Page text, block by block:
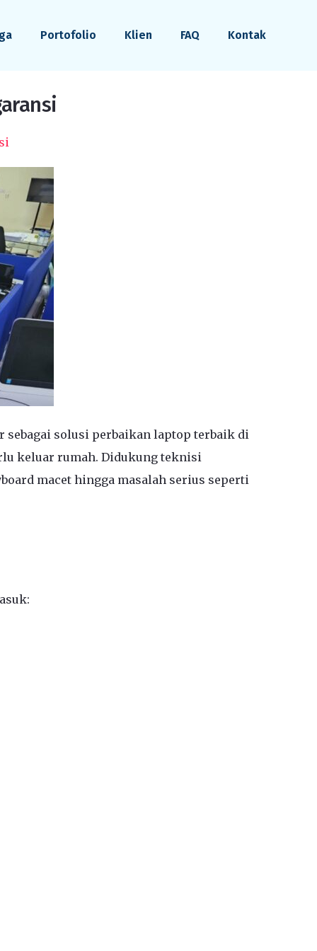
Portofolio Klien FAQ Kontak
sebagai solusi perbaikan laptop terbaik di
keluar rumah. Didukung teknisi
macet hingga masalah serius seperti